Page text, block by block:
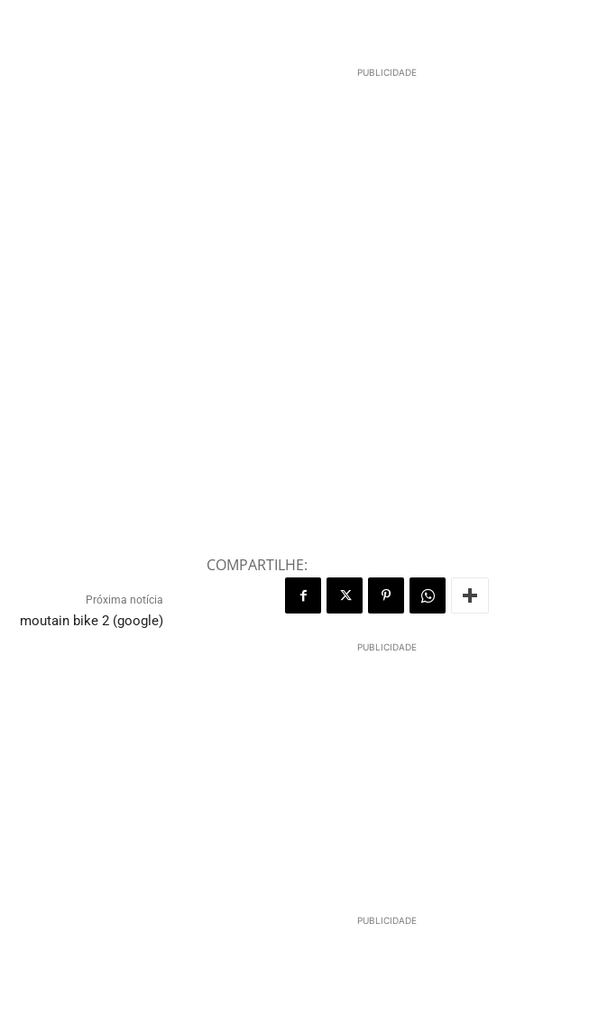
PUBLICIDADE
Próxima notícia
moutain bike 2 (google)
COMPARTILHE:
PUBLICIDADE
PUBLICIDADE